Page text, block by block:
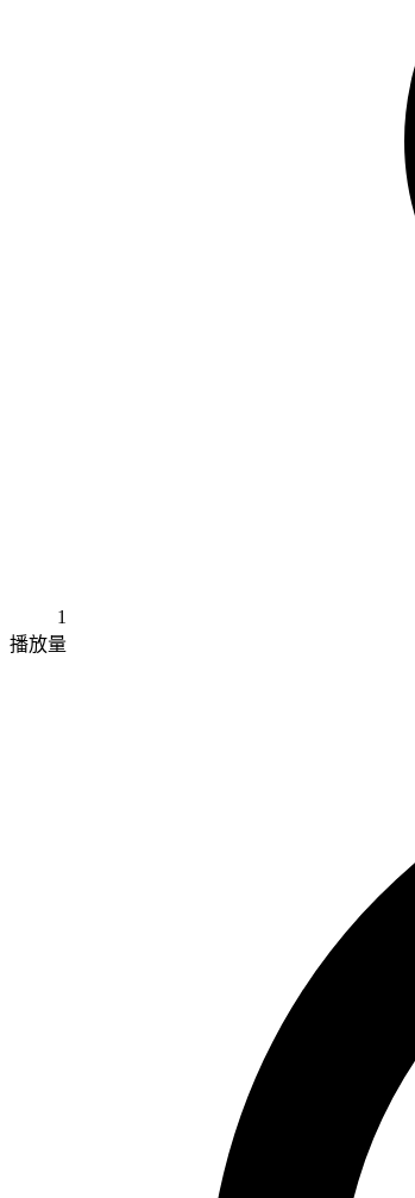
1
播放量